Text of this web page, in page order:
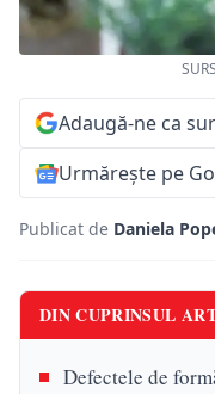
Adaugă-ne ca
Urmărește pe
Publicat de Daniela
DIN CUPRINSUL
Defectele de